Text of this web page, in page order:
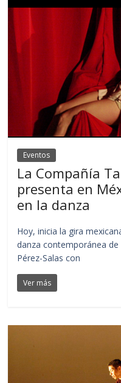
Eventos
La Compañía
presenta en
en la danza
Hoy, inicia la gira
danza contemporánea
Pérez-Salas con
Ver más